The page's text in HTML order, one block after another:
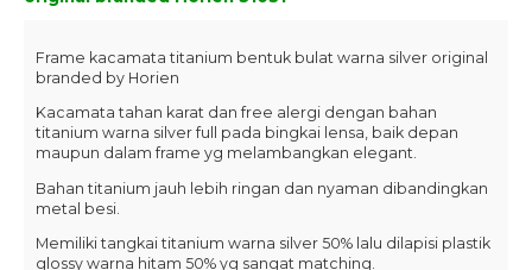
Frame kacamata titanium bentuk bulat warna silver original
branded by Horien
Kacamata tahan karat dan free alergi dengan bahan
titanium warna silver full pada bingkai lensa, baik depan
maupun dalam frame yg melambangkan elegant.
Bahan titanium jauh lebih ringan dan nyaman dibandingkan
metal besi.
Memiliki tangkai titanium warna silver 50% lalu dilapisi plastik
glossy warna hitam 50% yg sangat matching.